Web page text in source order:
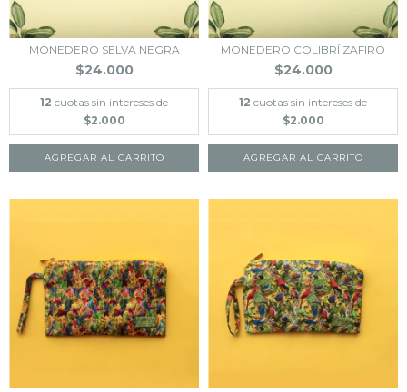
MONEDERO SELVA NEGRA
$24.000
12 cuotas sin intereses de
$2.000
MONEDERO COLIBRÍ ZAFIRO
$24.000
12 cuotas sin intereses de
$2.000